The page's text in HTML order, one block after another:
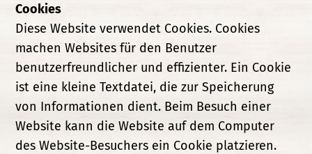
Cookies
Diese Website verwendet Cookies. Cookies
machen Websites für den Benutzer
benutzerfreundlicher und effizienter. Ein Cookie
ist eine kleine Textdatei, die zur Speicherung
von Informationen dient. Beim Besuch einer
Website kann die Website auf dem Computer
des Website-Besuchers ein Cookie platzieren.